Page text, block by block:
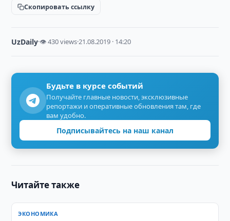
Скопировать ссылку
UzDaily·👁 430 views·21.08.2019 · 14:20
Будьте в курсе событий
Получайте главные новости, эксклюзивные
репортажи и оперативные обновления там, где
вам удобно.
Подписывайтесь на наш канал
Читайте также
ЭКОНОМИКА